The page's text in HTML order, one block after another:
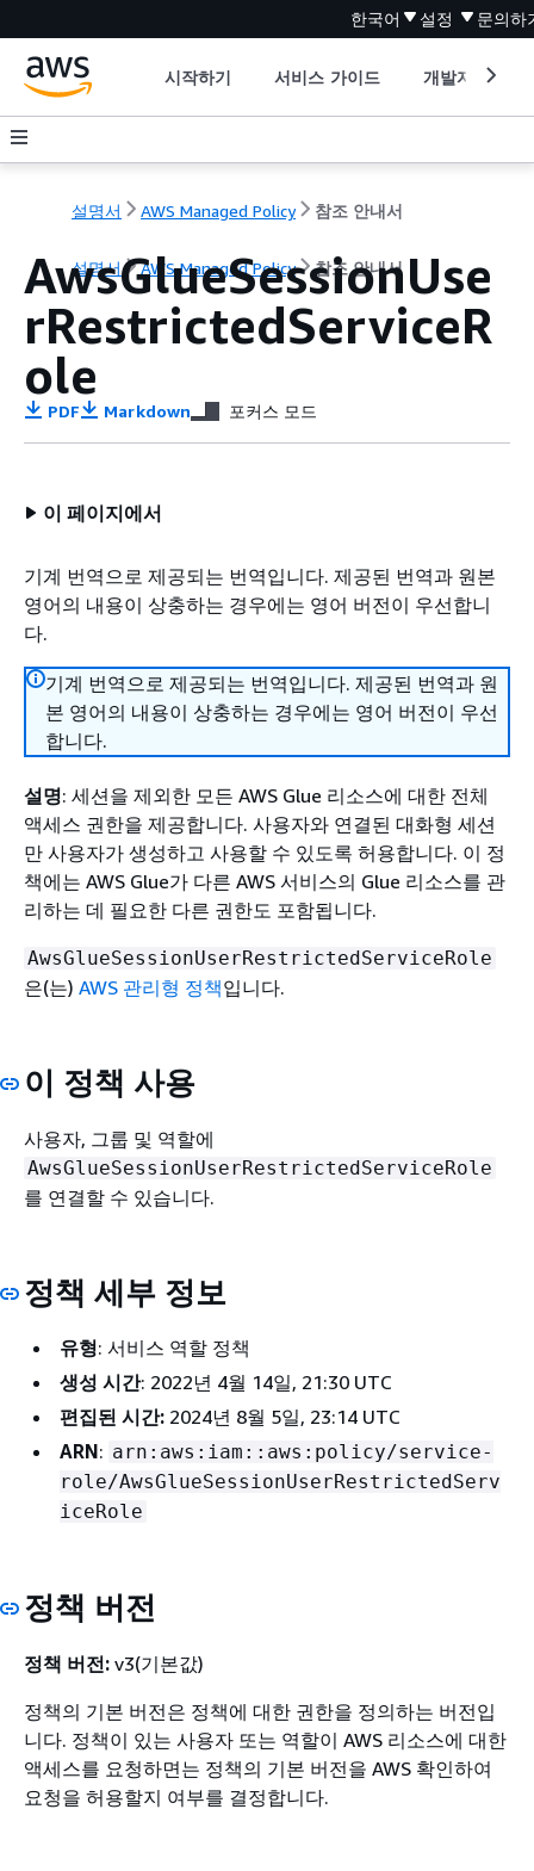
한국어 설정 문의하
시작하기 서비스 가이드 개발자 도구
설명서 AWS Managed Policy 참조 안내서
설명서 AWS Managed Policy 참조 안내서
AwsGlueSessionUse
rRestrictedServiceR
ole
PDF Markdown 포커스 모드
이 페이지에서
기계 번역으로 제공되는 번역입니다. 제공된 번역과 원본
영어의 내용이 상충하는 경우에는 영어 버전이 우선합니
다.
기계 번역으로 제공되는 번역입니다. 제공된 번역과 원
본 영어의 내용이 상충하는 경우에는 영어 버전이 우선
합니다.
설명: 세션을 제외한 모든 AWS Glue 리소스에 대한 전체
액세스 권한을 제공합니다. 사용자와 연결된 대화형 세션
만 사용자가 생성하고 사용할 수 있도록 허용합니다. 이 정
책에는 AWS Glue가 다른 AWS 서비스의 Glue 리소스를 관
리하는 데 필요한 다른 권한도 포함됩니다.
AwsGlueSessionUserRestrictedServiceRole
은(는) AWS 관리형 정책입니다.
이 정책 사용
사용자, 그룹 및 역할에
AwsGlueSessionUserRestrictedServiceRole
를 연결할 수 있습니다.
정책 세부 정보
유형: 서비스 역할 정책
생성 시간: 2022년 4월 14일, 21:30 UTC
편집된 시간: 2024년 8월 5일, 23:14 UTC
ARN: arn:aws:iam::aws:policy/service-
role/AwsGlueSessionUserRestrictedServ
iceRole
정책 버전
정책 버전: v3(기본값)
정책의 기본 버전은 정책에 대한 권한을 정의하는 버전입
니다. 정책이 있는 사용자 또는 역할이 AWS 리소스에 대한
액세스를 요청하면는 정책의 기본 버전을 AWS 확인하여
요청을 허용할지 여부를 결정합니다.